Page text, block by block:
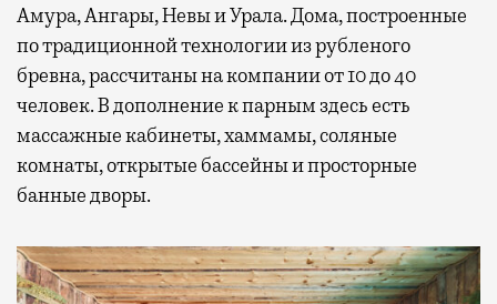
Амура, Ангары, Невы и Урала. Дома, построенные
по традиционной технологии из рубленого
бревна, рассчитаны на компании от 10 до 40
человек. В дополнение к парным здесь есть
массажные кабинеты, хаммамы, соляные
комнаты, открытые бассейны и просторные
банные дворы.